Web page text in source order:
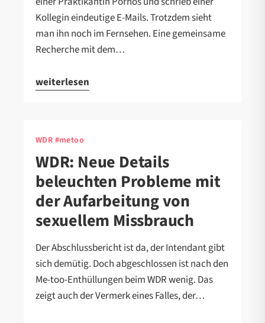
Kollegin eindeutige E-Mails. Trotzdem sieht
man ihn noch im Fernsehen. Eine gemeinsame
Recherche mit dem…
weiterlesen
WDR #metoo
WDR: Neue Details
beleuchten Probleme mit
der Aufarbeitung von
sexuellem Missbrauch
Der Abschlussbericht ist da, der Intendant gibt
sich demütig. Doch abgeschlossen ist nach den
Me-too-Enthüllungen beim WDR wenig. Das
zeigt auch der Vermerk eines Falles, der…